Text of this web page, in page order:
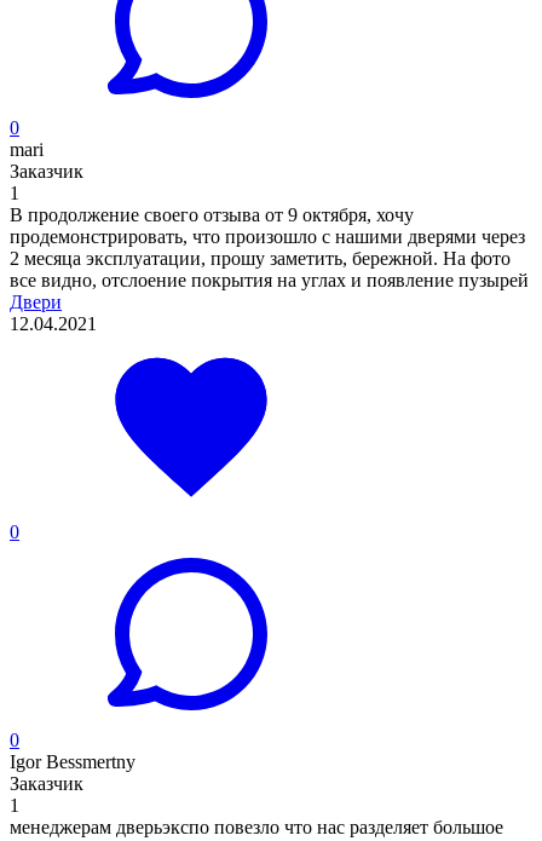
0
mari
Заказчик
1
В продолжение своего отзыва от 9 октября, хочу
продемонстрировать, что произошло с нашими дверями через
2 месяца эксплуатации, прошу заметить, бережной. На фото
все видно, отслоение покрытия на углах и появление пузырей
Двери
12.04.2021
0
0
Igor Bessmertny
Заказчик
1
менеджерам дверьэкспо повезло что нас разделяет большое